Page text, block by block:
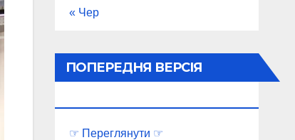
« Чер
ПОПЕРЕДНЯ ВЕРСІЯ
☞ Переглянути ☞